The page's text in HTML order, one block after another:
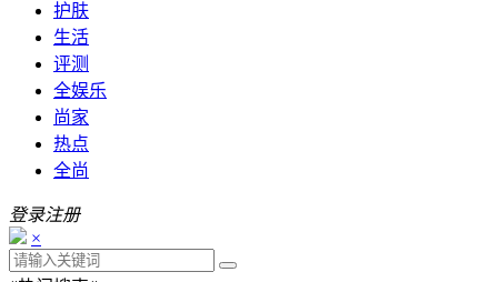
护肤
生活
评测
全娱乐
尚家
热点
全尚
登录注册
×